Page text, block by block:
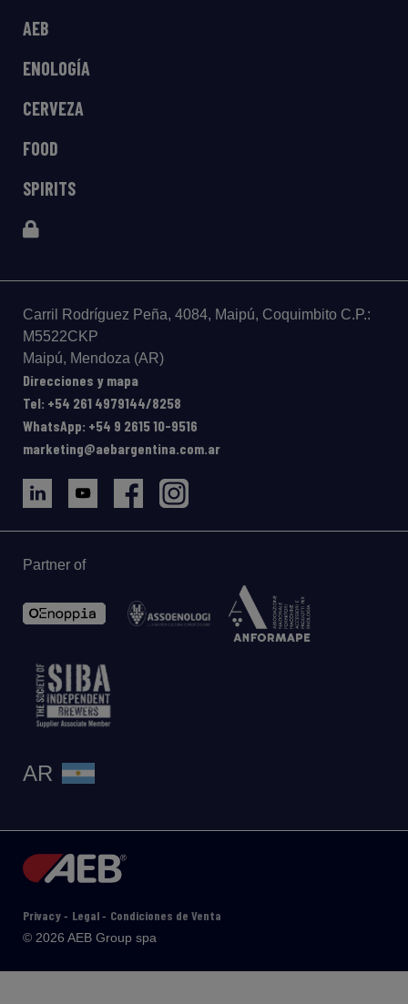
AEB
ENOLOGÍA
CERVEZA
FOOD
SPIRITS
Carril Rodríguez Peña, 4084, Maipú, Coquimbito C.P.:
M5522CKP
Maipú, Mendoza (AR)
Direcciones y mapa
Tel: +54 261 4979144/8258
WhatsApp: +54 9 2615 10-9516
marketing@aebargentina.com.ar
Partner of
AR
Privacy- Legal- Condiciones de Venta
© 2026 AEB Group spa